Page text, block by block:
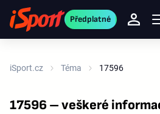
Předplatné
iSport.cz Téma 17596
17596 – veškeré